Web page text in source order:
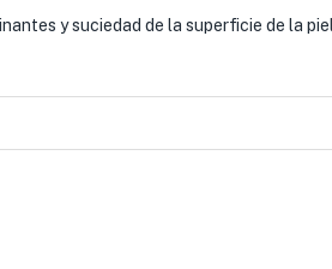
y suciedad de la superficie de la